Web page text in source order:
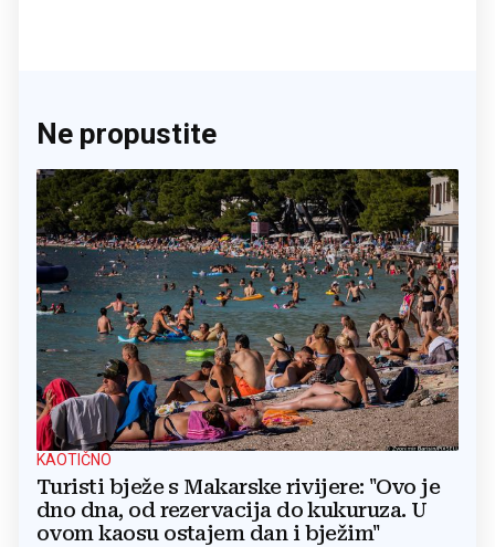
Ne propustite
KAOTIČNO
Turisti bježe s Makarske rivijere: "Ovo je
dno dna, od rezervacija do kukuruza. U
ovom kaosu ostajem dan i bježim"